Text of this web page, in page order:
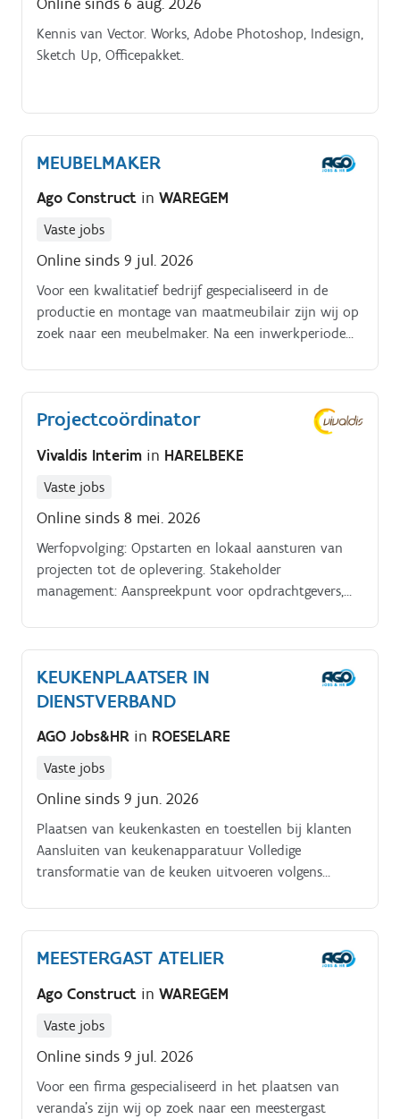
Kennis van Vector. Works, Adobe Photoshop, Indesign,
Sketch Up, Officepakket.
MEUBELMAKER
Ago Construct in WAREGEM
Vaste jobs
Online sinds 9 jul. 2026
Voor een kwalitatief bedrijf gespecialiseerd in de
productie en montage van maatmeubilair zijn wij op
zoek naar een meubelmaker. Na een inwerkperiode
zorgt voor een afwerking op hoog niveau voor
klanten die enkel het allerbeste verwachten.
Projectcoördinator
Vivaldis Interim in HARELBEKE
Vaste jobs
Online sinds 8 mei. 2026
Werfopvolging: Opstarten en lokaal aansturen van
projecten tot de oplevering. Stakeholder
management: Aanspreekpunt voor opdrachtgevers,
KEUKENPLAATSER IN
DIENSTVERBAND
AGO Jobs&HR in ROESELARE
Vaste jobs
Online sinds 9 jun. 2026
Plaatsen van keukenkasten en toestellen bij klanten
Aansluiten van keukenapparatuur Volledige
transformatie van de keuken uitvoeren volgens
MEESTERGAST ATELIER
Ago Construct in WAREGEM
Vaste jobs
Online sinds 9 jul. 2026
Voor een firma gespecialiseerd in het plaatsen van
veranda's zijn wij op zoek naar een meestergast